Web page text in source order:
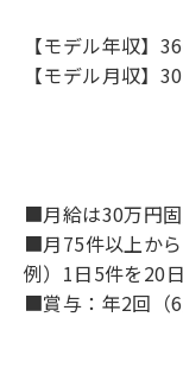
【モデル年収】
【モデル月収】
■月給は30万円
■月75件以上か
例）1日5件を20
■賞与：年2回（